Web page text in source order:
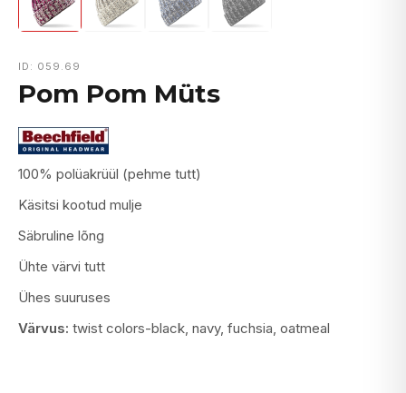
ID: 059.69
Pom Pom Müts
100% polüakrüül (pehme tutt)
Käsitsi kootud mulje
Säbruline lõng
Ühte värvi tutt
Ühes suuruses
Värvus: twist colors-black, navy, fuchsia, oatmeal